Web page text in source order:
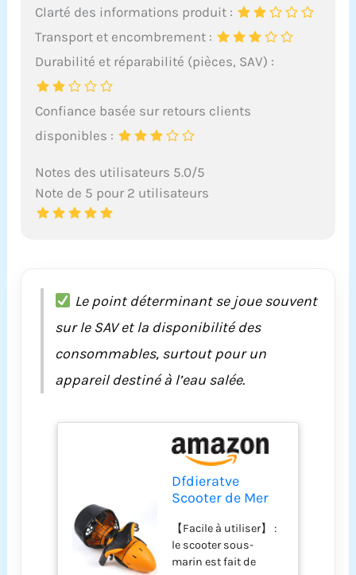
Clarté des informations produit :
Transport et encombrement :
Durabilité et réparabilité (pièces, SAV) :
Confiance basée sur retours clients
disponibles :
Notes des utilisateurs 5.0/5
Note de 5 pour 2 utilisateurs
Le point déterminant se joue souvent
sur le SAV et la disponibilité des
consommables, surtout pour un
appareil destiné à l’eau salée.
Dfdieratve
Scooter de Mer
Électrique, pour
Les Sports
Nautiques Tels
【Facile à utiliser】 :
le scooter sous-
marin est fait de